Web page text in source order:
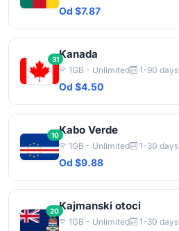
Od $7.87
31Kanada
1GB - Unlimited 1-90 days
Od $4.50
10Kabo Verde
1GB - Unlimited 1-30 days
Od $9.88
20Kajmanski otoci
1GB - Unlimited 1-30 days